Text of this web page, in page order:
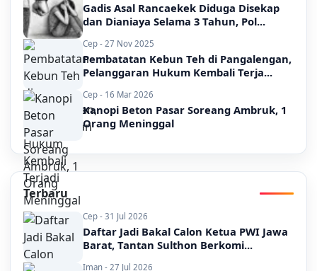
Gadis Asal Rancaekek Diduga Disekap
dan Dianiaya Selama 3 Tahun, Pol...
Cep - 27 Nov 2025
Pembatatan Kebun Teh di Pangalengan,
Pelanggaran Hukum Kembali Terja...
Cep - 16 Mar 2026
Kanopi Beton Pasar Soreang Ambruk, 1
Orang Meninggal
Terbaru
Cep - 31 Jul 2026
Daftar Jadi Bakal Calon Ketua PWI Jawa
Barat, Tantan Sulthon Berkomi...
Iman - 27 Jul 2026